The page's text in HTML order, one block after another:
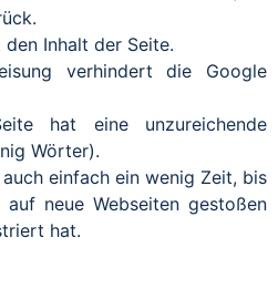
Inhalt der Seite.
verhindert die Google
hat eine unzureichende
Wörter).
einfach ein wenig Zeit, bis
neue Webseiten gestoßen
hat.